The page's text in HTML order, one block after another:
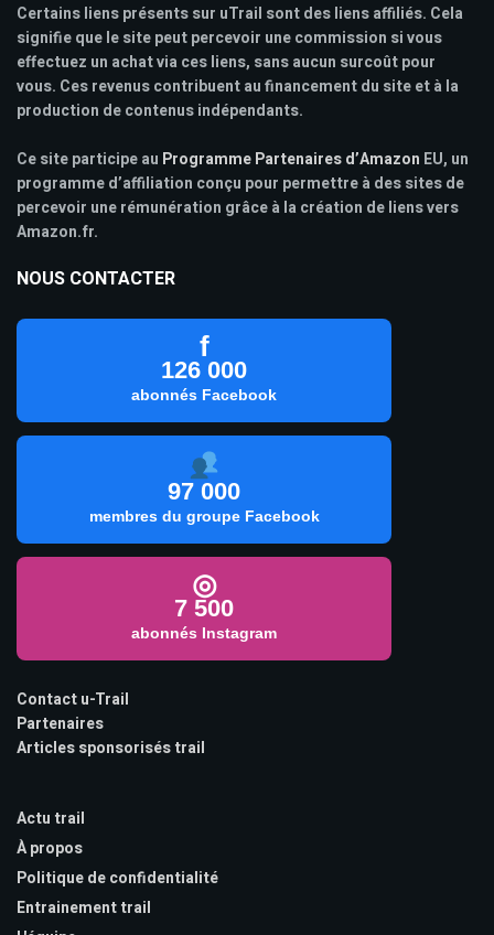
Certains liens présents sur uTrail sont des liens affiliés. Cela
signifie que le site peut percevoir une commission si vous
effectuez un achat via ces liens, sans aucun surcoût pour
vous. Ces revenus contribuent au financement du site et à la
production de contenus indépendants.
Ce site participe au Programme Partenaires d’Amazon EU, un
programme d’affiliation conçu pour permettre à des sites de
percevoir une rémunération grâce à la création de liens vers
Amazon.fr.
NOUS CONTACTER
f
126 000
abonnés Facebook
97 000
membres du groupe Facebook
◎
7 500
abonnés Instagram
Contact u-Trail
Partenaires
Articles sponsorisés trail
Actu trail
À propos
Politique de confidentialité
Entrainement trail